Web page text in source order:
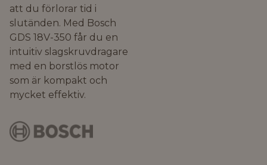
att du förlorar tid i
slutänden. Med Bosch
GDS 18V-350 får du en
intuitiv slagskruvdragare
med en borstlös motor
som är kompakt och
mycket effektiv.